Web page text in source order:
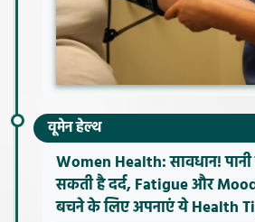
वूमेन हेल्थ
Women Health: सावधान!
सकती है दर्द, Fatigue और
बचने के लिए अपनाएं ये Health